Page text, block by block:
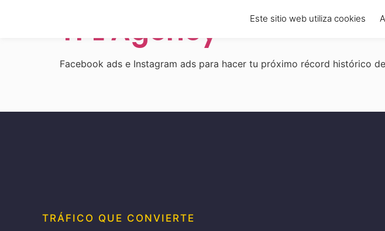
TPL Agency
Facebook ads e Instagram ads para hacer tu próximo récord histórico
TRÁFICO QUE CONVIERTE
Este sitio web utiliza cookies